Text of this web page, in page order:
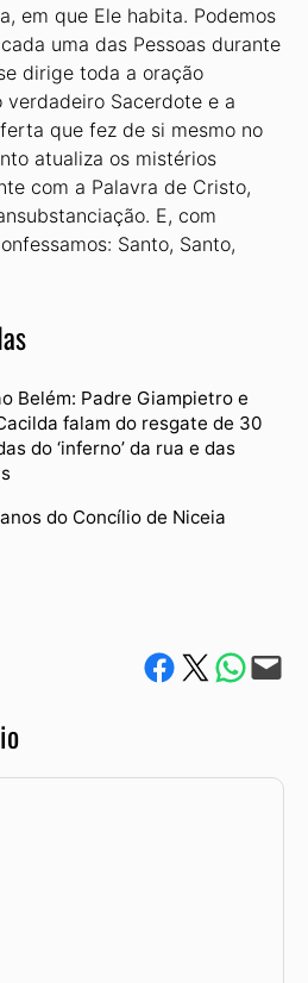
em que Ele habita. Podemos
uma das Pessoas durante
dirige toda a oração
verdadeiro Sacerdote e a
que fez de si mesmo no
atualiza os mistérios
com a Palavra de Cristo,
E, com
Santo, Santo,
Belém: Padre Giampietro e
falam do resgate de 30
do ‘inferno’ da rua e das
do Concílio de Niceia
Compartilhe no Facebook
Compartilhe no Twitter
Compartile via
Envie via e-mail